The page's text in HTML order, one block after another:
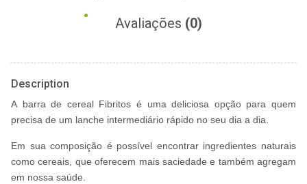
Avaliações (0)
Description
A barra de cereal Fibritos é uma deliciosa opção para quem
precisa de um lanche intermediário rápido no seu dia a dia.
Em sua composição é possível encontrar ingredientes naturais
como cereais, que oferecem mais saciedade e também agregam
em nossa saúde.